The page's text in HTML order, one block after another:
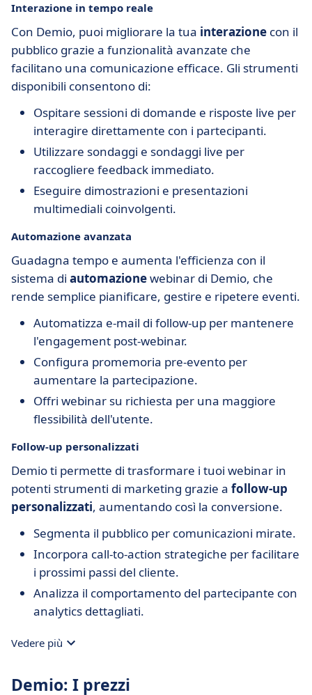
Interazione in tempo reale
Con Demio, puoi migliorare la tua interazione con il
pubblico grazie a funzionalità avanzate che
facilitano una comunicazione efficace. Gli strumenti
disponibili consentono di:
Ospitare sessioni di domande e risposte live per
interagire direttamente con i partecipanti.
Utilizzare sondaggi e sondaggi live per
raccogliere feedback immediato.
Eseguire dimostrazioni e presentazioni
multimediali coinvolgenti.
Automazione avanzata
Guadagna tempo e aumenta l'efficienza con il
sistema di automazionewebinar di Demio, che
rende semplice pianificare, gestire e ripetere eventi.
Automatizza e-mail di follow-up per mantenere
l'engagement post-webinar.
Configura promemoria pre-evento per
aumentare la partecipazione.
Offri webinar su richiesta per una maggiore
flessibilità dell'utente.
Follow-up personalizzati
Demio ti permette di trasformare i tuoi webinar in
potenti strumenti di marketing grazie a follow-up
personalizzati, aumentando così la conversione.
Segmenta il pubblico per comunicazioni mirate.
Incorpora call-to-action strategiche per facilitare
i prossimi passi del cliente.
Analizza il comportamento del partecipante con
analytics dettagliati.
Vedere più
Demio: I prezzi